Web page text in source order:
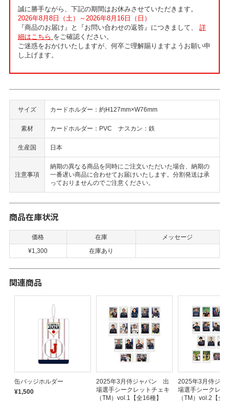
誠に勝手ながら、下記の期間はお休みさせていただきます。
2026年8月8日（土）～2026年8月16日（日）
『商品のお届け』と『お問い合わせの返答』につきまして、 詳
細はこちら をご確認ください。
ご迷惑をおかけいたしますが、何卒ご理解賜りますようお願い申
し上げます。
サイズ カードホルダー：約H127mm×W76mm
素材 カードホルダー：PVC ナスカン：鉄
生産国 日本
注意事項
納期の異なる商品を同時にご注文いただいた場合、納期の
一番遅い商品に合わせてお届けいたします。分割発送は承
っておりませんのでご注意ください。
商品在庫状況
価格 在庫
メッセージ
¥1,300
在庫あり
関連商品
缶バッジホルダー
¥1,500
2025年3月侍ジャパン 出
場選手シークレットチェキ
（TM）vol.1【全16種】
2025年3月侍ジ
場選手シークレッ
（TM）vol.2【全